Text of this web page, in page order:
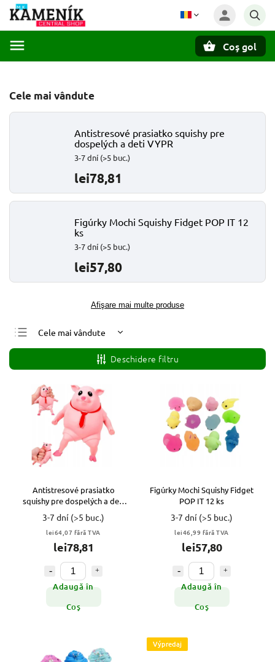
Coş gol
Cele mai vândute
Antistresové prasiatko squishy pre
dospelých a deti VYPR
3-7 dní (>5 buc.)
lei78,81
Figúrky Mochi Squishy Fidget POP IT 12
ks
3-7 dní (>5 buc.)
lei57,80
Afişare mai multe produse
Cele mai vândute
Cele mai ieftine
Cele mai scumpe
Alfabetic
Deschidere filtru
Antistresové prasiatko
squishy pre dospelých a deti
VYPR
3-7 dní (>5 buc.)
lei64,07 fără TVA
lei78,81
Adaugă în
Coş
Figúrky Mochi Squishy Fidget
POP IT 12 ks
3-7 dní (>5 buc.)
lei46,99 fără TVA
lei57,80
Adaugă în
Coş
Výpredaj